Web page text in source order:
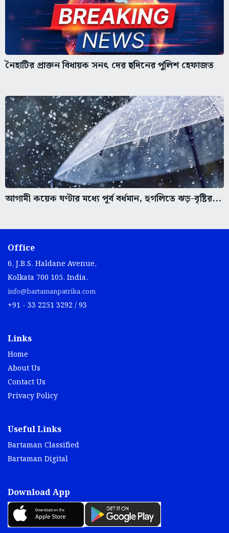
নৈহাটির প্রাক্তন বিধায়ক সনৎ দের ছদিনের পুলিশ হেফাজত
আগামী কয়েক ঘণ্টার মধ্যে পূর্ব বর্ধমান, হুগলিতে ঝড়-বৃষ্টির...
Office
6, J.B.S. Haldane Avenue,
Kolkata 700 105, India.
info@bartamanpatrika.com
+91 - 33 2251 3292 / 93
Links
Home
About Us
Contact Us
Privacy Policy
Useful Links
Bartaman Classified
Bartaman Digital
Download App